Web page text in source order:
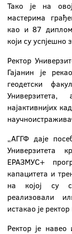
Тако је на
мастерима
као и 87
који су успјешно
Ректор
Гајанин је
геодетски
најактивнијих
„АГГФ даје
Универзитета
ЕРАЗМУС+
капацитета и
на којој су
реализовали
истакао је ректор
Ректор је